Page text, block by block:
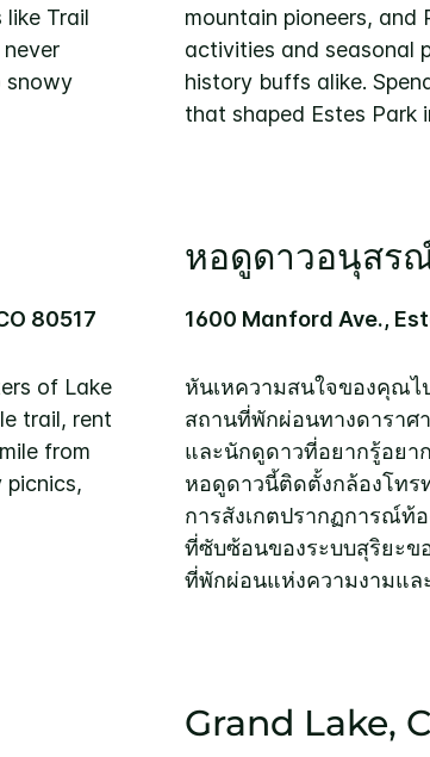
Trail
snowy
mountain pioneers, and
activities and seasonal
history buffs alike.
that shaped Estes
80517
of Lake
trail, rent
from
picnics,
หอดูดาวอนุสร
1600 Manford Ave.,
หันเหความสนใจของคุณไ
สถานที่พักผ่อนทางดารา
และนักดูดาวที่อยากรู้อยา
หอดูดาวนี้ติดตั้งกล้องโทร
การสังเกตปรากฏการณ์ท้
ที่ซับซ้อนของระบบสุริยะข
ที่พักผ่อนแห่งความงามแล
Grand Lake,